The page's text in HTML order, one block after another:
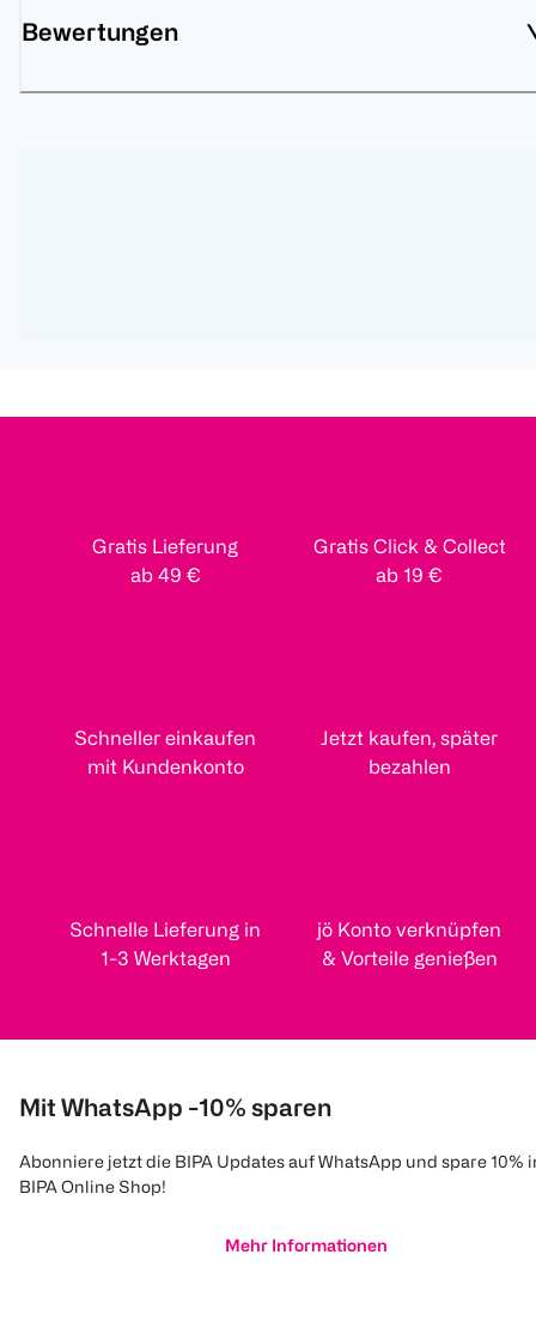
Bewertungen
Gratis Lieferung
ab 49 €
Gratis Click & Collect
ab 19 €
Schneller einkaufen
mit Kundenkonto
Jetzt kaufen, später
bezahlen
Schnelle Lieferung in
1-3 Werktagen
jö Konto verknüpfen
& Vorteile genießen
Mit WhatsApp -10% sparen
Abonniere jetzt die BIPA Updates auf WhatsApp und spare 10%
BIPA Online Shop!
Mehr Informationen